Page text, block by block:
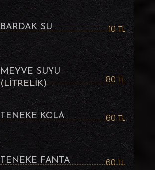
BARDAK SU 10 TL
MEYVE SUYU
(LİTRELİK)
80 TL
TENEKE KOLA 60 TL
TENEKE FANTA 60 TL